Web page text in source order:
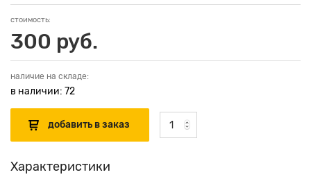
стоимость:
300 руб.
наличие на складе:
в наличии: 72
Характеристики